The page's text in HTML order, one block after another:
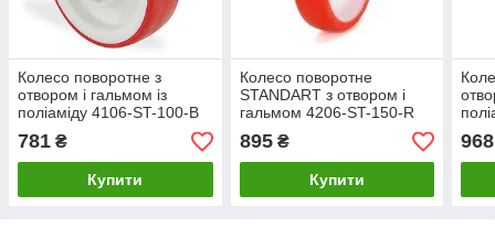
Колесо поворотне з
отвором і гальмом із
поліаміду 4106-ST-100-B
Standart
781 ₴
Купити
Колесо поворотне
STANDART з отвором і
гальмом 4206-ST-150-R
895₴
Купити
968